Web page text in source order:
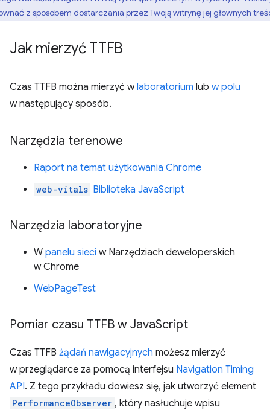
z sposobem dostarczania przez Twoją witrynę jej głównych
Jak mierzyć TTFB
Czas TTFB można mierzyć wlaboratorium lub w polu
w następujący sposób.
Narzędzia terenowe
Raport na temat użytkowania Chrome
web-vitals Biblioteka JavaScript
Narzędzia laboratoryjne
W panelu sieci w Narzędziach deweloperskich
w Chrome
WebPageTest
Pomiar czasu TTFB w JavaScript
Czas TTFB żądań nawigacyjnych możesz mierzyć
w przeglądarce za pomocą interfejsu Navigation Timing
API. Z tego przykładu dowiesz się, jak utworzyć element
PerformanceObserver , który nasłuchuje wpisu